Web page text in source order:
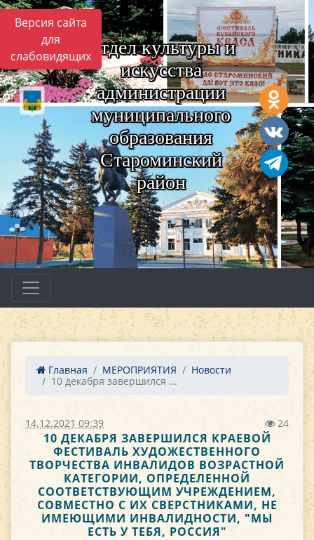
Версия сайта
для
слабовидящих Отдел культуры и
искусства
администрации
муниципального
образования
Староминский
район
Главная МЕРОПРИЯТИЯ
Новости
10 декабря завершился ...
14.12.2021 09:39 24
10 ДЕКАБРЯ ЗАВЕРШИЛСЯ КРАЕВОЙ
ФЕСТИВАЛЬ ХУДОЖЕСТВЕННОГО
ТВОРЧЕСТВА ИНВАЛИДОВ ВОЗРАСТНОЙ
КАТЕГОРИИ, ОПРЕДЕЛЕННОЙ
СООТВЕТСТВУЮЩИМ УЧРЕЖДЕНИЕМ,
СОВМЕСТНО С ИХ СВЕРСТНИКАМИ, НЕ
ИМЕЮЩИМИ ИНВАЛИДНОСТИ, "МЫ
ЕСТЬ У ТЕБЯ, РОССИЯ"